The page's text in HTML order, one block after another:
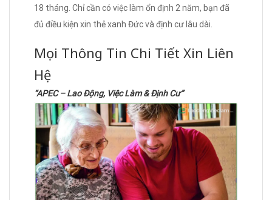
18 tháng. Chỉ cần có việc làm ổn định 2 năm, bạn đã
đủ điều kiện xin thẻ xanh Đức và định cư lâu dài.
Mọi Thông Tin Chi Tiết Xin Liên
Hệ
“APEC – Lao Động, Việc Làm & Định Cư”